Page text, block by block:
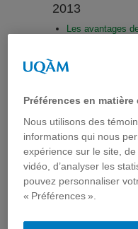
2013
Les avantages
l’engagement du
2012
Le RPCU lance
« Visitons nos
RéadApps :
portail d’Apps en
Utilisation des
Préférences en matière
Nous utilisons des
informations qui nous
expérience sur le site,
vidéo, d’analyser les
pouvez personnaliser
« Préférences ».